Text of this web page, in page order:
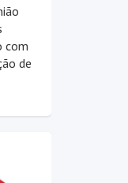
com
de